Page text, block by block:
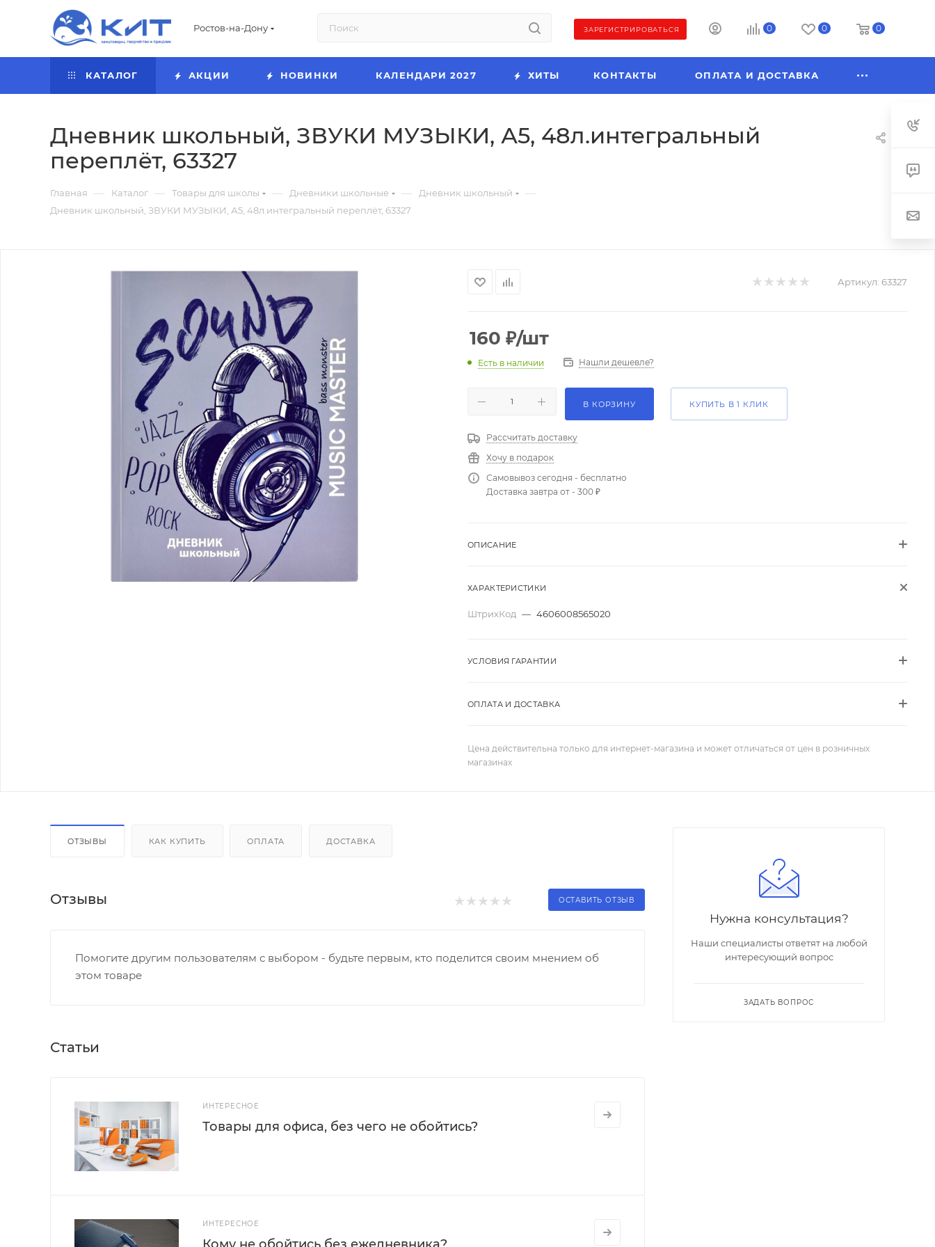
Ростов-на-Дону ЗАРЕГИСТРИРОВАТЬСЯ 0 0 0
КАТАЛОГ АКЦИИ НОВИНКИ КАЛЕНДАРИ 2027 ХИТЫ КОНТАКТЫ ОПЛАТА И ДОСТАВКА
Дневник школьный, ЗВУКИ МУЗЫКИ, А5, 48л.интегральный
переплёт, 63327
Главная — Каталог — Товары для школы — Дневники школьные — Дневник школьный —
Дневник школьный, ЗВУКИ МУЗЫКИ, А5, 48л.интегральный переплёт, 63327
Артикул: 63327
160 ₽/шт
Есть в наличии Нашли дешевле?
В КОРЗИНУ КУПИТЬ В 1 КЛИК
Рассчитать доставку
Хочу в подарок
Самовывоз сегодня - бесплатно
Доставка завтра от - 300 ₽
ОПИСАНИЕ
ХАРАКТЕРИСТИКИ
ШтрихКод — 4606008565020
УСЛОВИЯ ГАРАНТИИ
ОПЛАТА И ДОСТАВКА
Цена действительна только для интернет-магазина и может отличаться от цен в розничных
магазинах
ОТЗЫВЫ КАК КУПИТЬ ОПЛАТА ДОСТАВКА
Отзывы ОСТАВИТЬ ОТЗЫВ
Помогите другим пользователям с выбором - будьте первым, кто поделится своим мнением об
этом товаре
Статьи
ИНТЕРЕСНОЕ
Товары для офиса, без чего не обойтись?
ИНТЕРЕСНОЕ
Нужна консультация?
Наши специалисты ответят на любой
интересующий вопрос
ЗАДАТЬ ВОПРОС